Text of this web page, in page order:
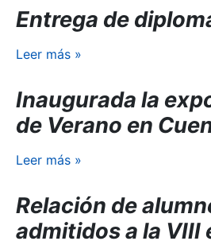
Entrega de
Leer más »
Inaugurada la
de Verano en
Leer más »
Relación de
admitidos a la VIII